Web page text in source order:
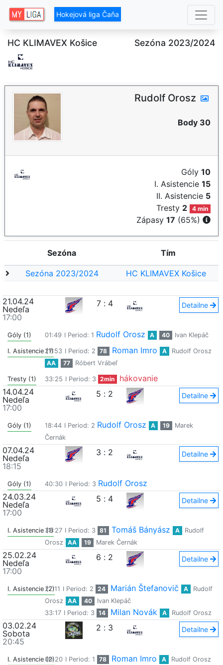
Hokejová liga Čaňa
HC KLIMAVEX Košice Sezóna 2023/2024
Rudolf Orosz
Body 30
Góly 10
I. Asistencie 15
II. Asistencie 5
Tresty 2 4 min
Zápasy 17 (65%)
Sezóna Tím
Sezóna 2023/2024 HC KLIMAVEX Košice
21.04.24
Nedeľa
17:00
7 : 4 Detailne
Góly (1) 01:49 I Period: 1 Rudolf Orosz A 40 Ivan Klepáč
I. Asistencie (1)27:53 I Period: 2 78 Roman Imro A
Rudolf Orosz
AA
77 Róbert Vrábeľ
Tresty (1) 33:25 I Period: 3 2min
hákovanie
14.04.24
Nedeľa
17:00
5 : 2 Detailne
Góly (1) 18:44 I Period: 2 Rudolf Orosz A 19
Marek
Černák
07.04.24
Nedeľa
18:15
3 : 2 Detailne
Góly (1) 40:30 I Period: 3 Rudolf Orosz
24.03.24
Nedeľa
17:00
5 : 4 Detailne
I. Asistencie (1)38:27 I Period: 3 81 Tomáš Bányász A
Rudolf
Orosz
AA 19 Marek Černák
25.02.24
Nedeľa
17:00
6 : 2 Detailne
I. Asistencie (2)
27:11 I Period: 2 24 Marián Štefanovič A
Rudolf
Orosz
AA 40
Ivan Klepáč
33:17 I Period: 3 14 Milan Novák A Rudolf Orosz
03.02.24
Sobota
20:45
2 : 3 Detailne
I. Asistencie (2)00:20 I Period: 1 78 Roman Imro A
Rudolf Orosz